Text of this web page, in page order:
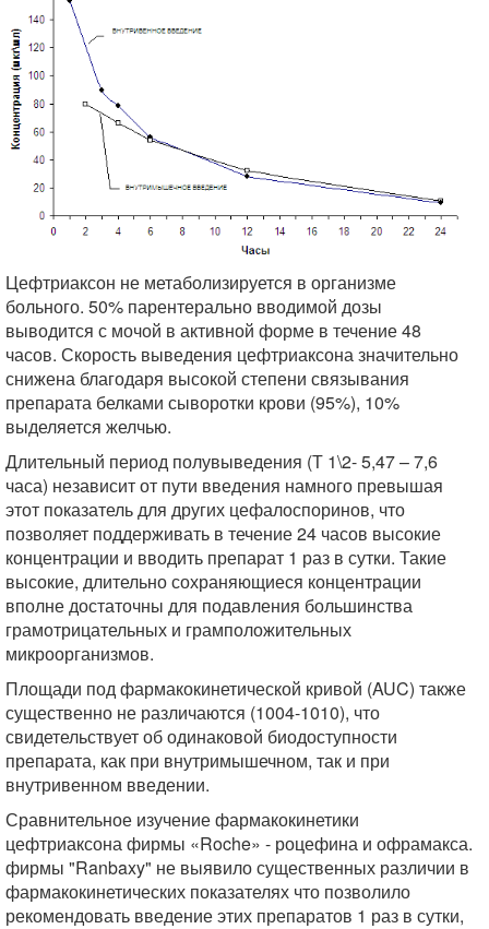
Цефтриаксон не метаболизируется в организме
больного. 50% парентерально вводимой дозы
выводится с мочой в активной форме в течение 48
часов. Скорость выведения цефтриаксона значительно
снижена благодаря высокой степени связывания
препарата белками сыворотки крови (95%), 10%
выделяется желчью.
Длительный период полувыведения (Т 1\2- 5,47 – 7,6
часа) независит от пути введения намного превышая
этот показатель для других цефалоспоринов, что
позволяет поддерживать в течение 24 часов высокие
концентрации и вводить препарат 1 раз в сутки. Такие
высокие, длительно сохраняющиеся концентрации
вполне достаточны для подав­ления большинства
грамотрицательных и грамположительных
микроорганизмов.
Площади под фармакокинетической кривой (AUC) также
существенно не различаются (1004-1010), что
свидетельствует об одинаковой биодоступности
препарата, как при внутримышечном, так и при
внутривенном введении.
Сравнительное изучение фармакокинетики
цефтриаксона фирмы «Roche» - роцефина и офрамакса.
фирмы "Ranbaxy" не выявило существенных различии в
фармакокинетических показателях что позволило
рекомендовать введение этих препаратов 1 раз в сутки,